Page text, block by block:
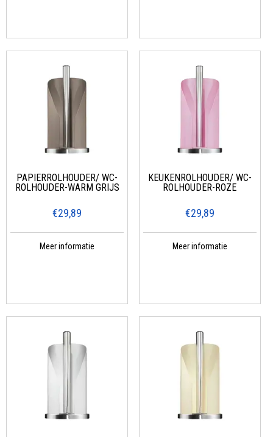
PAPIERROLHOUDER/ WC-
ROLHOUDER-WARM GRIJS
€29,89
Meer informatie
KEUKENROLHOUDER/ WC-
ROLHOUDER-ROZE
€29,89
Meer informatie